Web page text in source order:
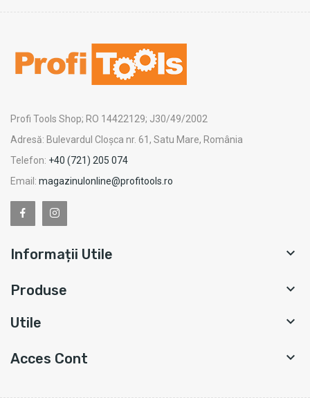
Profi Tools Shop; RO 14422129; J30/49/2002
Adresă: Bulevardul Cloșca nr. 61, Satu Mare, România
Telefon: +40 (721) 205 074
Email: magazinulonline@profitools.ro
Informații Utile 
Produse 
Utile 
Acces Cont 